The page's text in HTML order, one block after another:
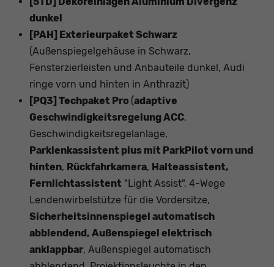
dunkel
[PAH] Exterieurpaket Schwarz
(Außenspiegelgehäuse in Schwarz,
Fensterzierleisten und Anbauteile dunkel, Audi
ringe vorn und hinten in Anthrazit)
[PQ3] Techpaket Pro (adaptive
Geschwindigkeitsregelung ACC,
Geschwindigkeitsregelanlage,
Parklenkassistent plus mit ParkPilot vorn und
hinten, Rückfahrkamera, Halteassistent,
Fernlichtassistent "Light Assist", 4-Wege
Lendenwirbelstütze für die Vordersitze,
Sicherheitsinnenspiegel automatisch
abblendend, Außenspiegel elektrisch
anklappbar, Außenspiegel automatisch